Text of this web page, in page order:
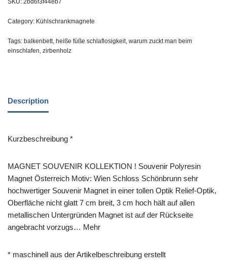
SKU: 2bd6f3f44eb7
Category: Kühlschrankmagnete
Tags: balkenbett, heiße füße schlaflosigkeit, warum zuckt man beim
einschlafen, zirbenholz
Description
Kurzbeschreibung *
MAGNET SOUVENIR KOLLEKTION ! Souvenir Polyresin
Magnet Österreich Motiv: Wien Schloss Schönbrunn sehr
hochwertiger Souvenir Magnet in einer tollen Optik Relief-Optik,
Oberfläche nicht glatt 7 cm breit, 3 cm hoch hält auf allen
metallischen Untergründen Magnet ist auf der Rückseite
angebracht vorzugs… Mehr
* maschinell aus der Artikelbeschreibung erstellt